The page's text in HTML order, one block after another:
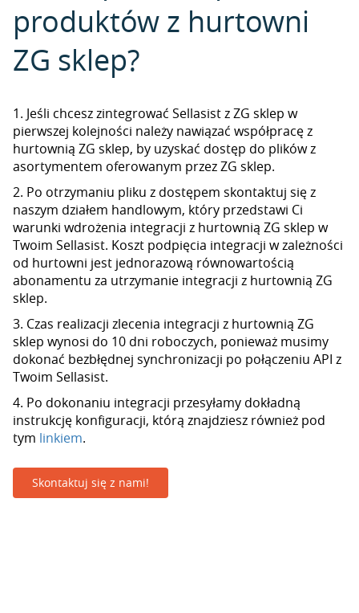
produktów z hurtowni
ZG sklep?
1. Jeśli chcesz zintegrować Sellasist z ZG sklep w
pierwszej kolejności należy nawiązać współpracę z
hurtownią ZG sklep, by uzyskać dostęp do plików z
asortymentem oferowanym przez ZG sklep.
2. Po otrzymaniu pliku z dostępem skontaktuj się z
naszym działem handlowym, który przedstawi Ci
warunki wdrożenia integracji z hurtownią ZG sklep w
Twoim Sellasist. Koszt podpięcia integracji w zależności
od hurtowni jest jednorazową równowartością
abonamentu za utrzymanie integracji z hurtownią ZG
sklep.
3. Czas realizacji zlecenia integracji z hurtownią ZG
sklep wynosi do 10 dni roboczych, ponieważ musimy
dokonać bezbłędnej synchronizacji po połączeniu API z
Twoim Sellasist.
4. Po dokonaniu integracji przesyłamy dokładną
instrukcję konfiguracji, którą znajdziesz również pod
tym linkiem.
Skontaktuj się z nami!